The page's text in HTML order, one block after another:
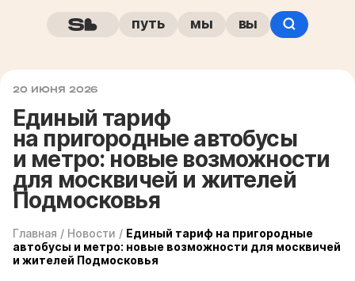
путь мы вы
20 ИЮНЯ 2026
Единый тариф
на пригородные автобусы
и метро: новые возможности
для москвичей и жителей
Подмосковья
Главная / Новости / Единый тариф на пригородные
автобусы и метро: новые возможности для москвичей
и жителей Подмосковья